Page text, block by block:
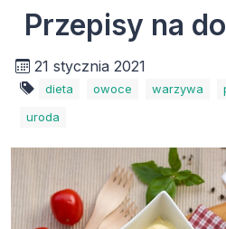
Przepisy na
21 stycznia 2021
dieta owoce warzywa
uroda